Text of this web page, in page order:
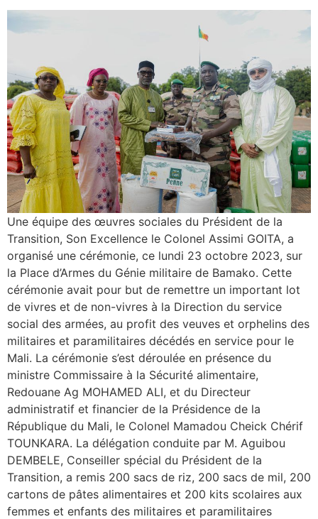
Une équipe des œuvres sociales du Président de la
Transition, Son Excellence le Colonel Assimi GOITA, a
organisé une cérémonie, ce lundi 23 octobre 2023, sur
la Place d’Armes du Génie militaire de Bamako. Cette
cérémonie avait pour but de remettre un important lot
de vivres et de non-vivres à la Direction du service
social des armées, au profit des veuves et orphelins des
militaires et paramilitaires décédés en service pour le
Mali. La cérémonie s’est déroulée en présence du
ministre Commissaire à la Sécurité alimentaire,
Redouane Ag MOHAMED ALI, et du Directeur
administratif et financier de la Présidence de la
République du Mali, le Colonel Mamadou Cheick Chérif
TOUNKARA. La délégation conduite par M. Aguibou
DEMBELE, Conseiller spécial du Président de la
Transition, a remis 200 sacs de riz, 200 sacs de mil, 200
cartons de pâtes alimentaires et 200 kits scolaires aux
femmes et enfants des militaires et paramilitaires